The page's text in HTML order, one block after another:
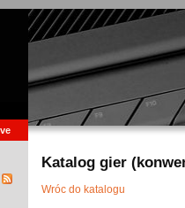
Katalog gier
Wróc do katalogu